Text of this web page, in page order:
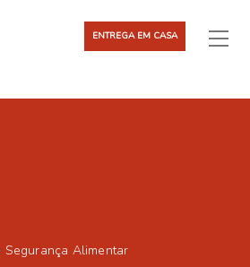
ENTREGA EM CASA
Alimentar